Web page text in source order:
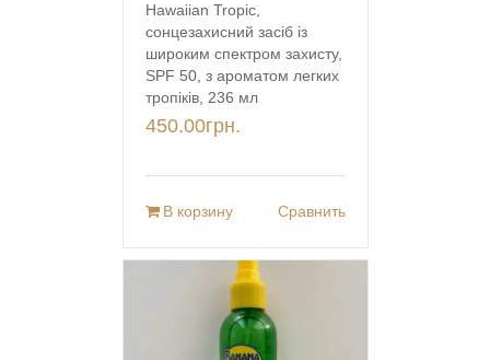
Hawaiian Tropic,
сонцезахисний засіб із
широким спектром захисту,
SPF 50, з ароматом легких
тропіків, 236 мл
450.00грн.
В корзину Сравнить